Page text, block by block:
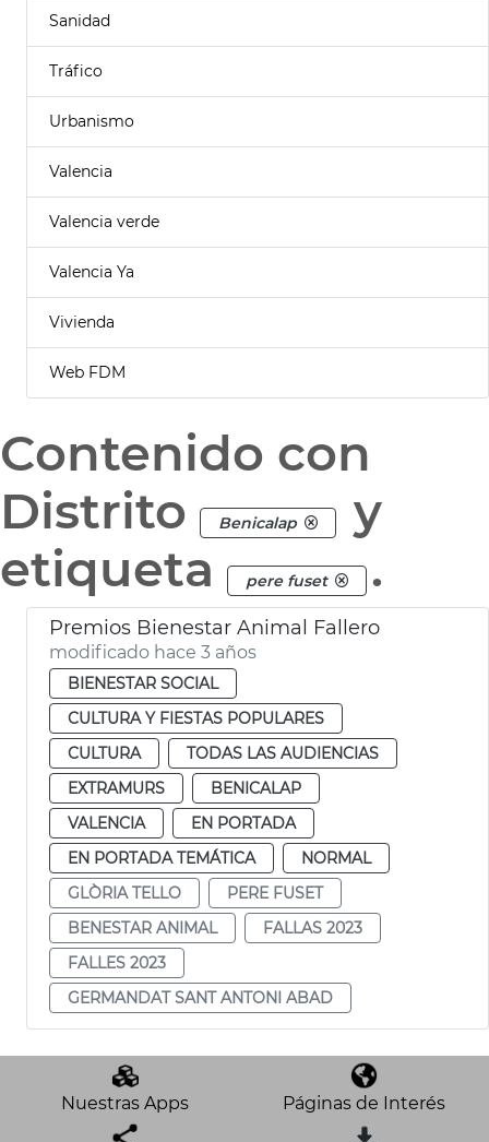
Sanidad
Tráfico
Urbanismo
Valencia
Valencia verde
Valencia Ya
Vivienda
Web FDM
Contenido con
Distrito
Benicalap
y
etiqueta
pere fuset .
Premios Bienestar Animal Fallero
modificado hace 3 años
BIENESTAR SOCIAL
CULTURA Y FIESTAS POPULARES
CULTURA
TODAS LAS AUDIENCIAS
EXTRAMURS
BENICALAP
VALENCIA
EN PORTADA
EN PORTADA TEMÁTICA
NORMAL
GLÒRIA TELLO
PERE FUSET
BENESTAR ANIMAL
FALLAS 2023
FALLES 2023
GERMANDAT SANT ANTONI ABAD
Nuestras Apps Páginas de Interés